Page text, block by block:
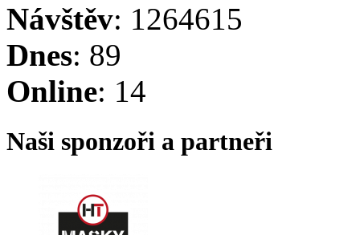
Návštěv: 1264615
Dnes: 89
Online: 14
Naši sponzoři a partneři